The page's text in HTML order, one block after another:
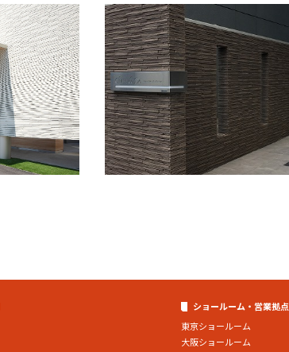
ショールーム・営業拠点
東京ショールーム
大阪ショールーム